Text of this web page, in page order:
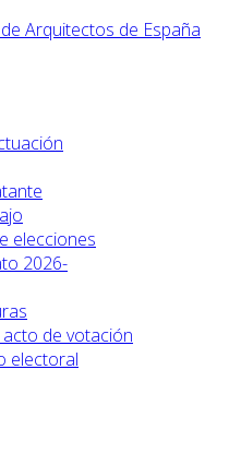
elecciones
2026-
de votación
electoral